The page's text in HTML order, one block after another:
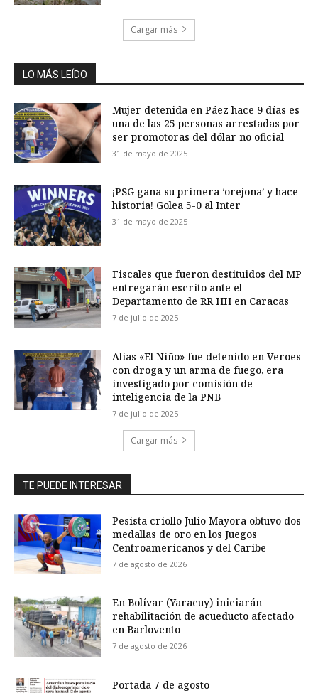
Cargar más
LO MÁS LEÍDO
Mujer detenida en Páez hace 9 días es
una de las 25 personas arrestadas por
ser promotoras del dólar no oficial
31 de mayo de 2025
¡PSG gana su primera ‘orejona’ y hace
historia! Golea 5-0 al Inter
31 de mayo de 2025
Fiscales que fueron destituidos del MP
entregarán escrito ante el
Departamento de RR HH en Caracas
7 de julio de 2025
Alias «El Niño» fue detenido en Veroes
con droga y un arma de fuego, era
investigado por comisión de
inteligencia de la PNB
7 de julio de 2025
Cargar más
TE PUEDE INTERESAR
Pesista criollo Julio Mayora obtuvo dos
medallas de oro en los Juegos
Centroamericanos y del Caribe
7 de agosto de 2026
En Bolívar (Yaracuy) iniciarán
rehabilitación de acueducto afectado
en Barlovento
7 de agosto de 2026
Portada 7 de agosto